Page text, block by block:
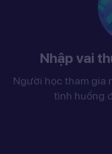
Nhập vai
Người học tham gia
tình huống